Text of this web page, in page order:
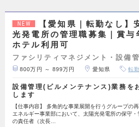
NEW
【愛知県｜転勤なし】
光発電所の管理職募集｜賞与
ホテル利用可
ファシリティマネジメント・設備
800万円 ～ 899万円 愛知県 転
設備管理(ビルメンテナンス)業務を
します
【仕事内容】 多角的な事業展開を行うグループの
エネルギー事業部において、太陽光発電所の保守・
の責任者（次長…